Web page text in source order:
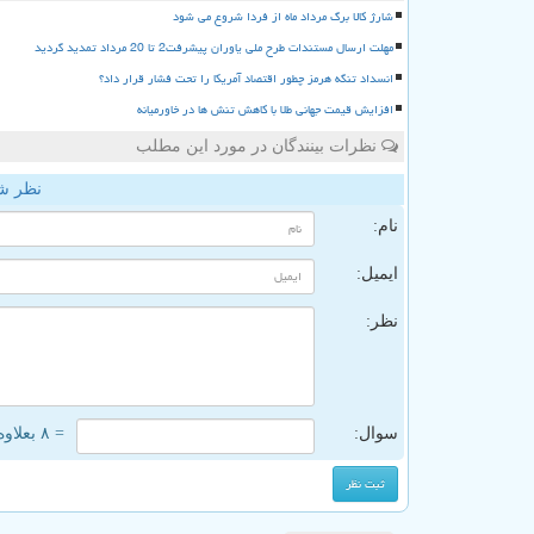
شارژ کالا برگ مرداد ماه از فردا شروع می شود
مهلت ارسال مستندات طرح ملی یاوران پیشرفت2 تا 20 مرداد تمدید گردید
انسداد تنگه هرمز چطور اقتصاد آمریکا را تحت فشار قرار داد؟
افزایش قیمت جهانی طلا با کاهش تنش ها در خاورمیانه
نظرات بینندگان در مورد این مطلب
نظر
نام:
ایمیل:
نظر:
سوال: = ۸ بعلاوه ۱